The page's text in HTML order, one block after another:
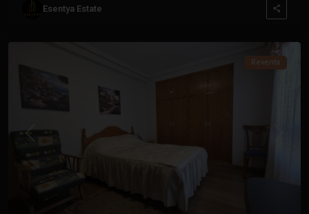
Esentya Estate
Acequión,
Reventa